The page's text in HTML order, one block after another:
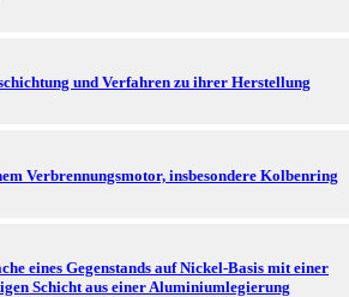
und Verfahren zu ihrer Herstellung
Verbrennungsmotor, insbesondere Kolbenring
eines Gegenstands auf Nickel-Basis mit einer
Schicht aus einer Aluminiumlegierung